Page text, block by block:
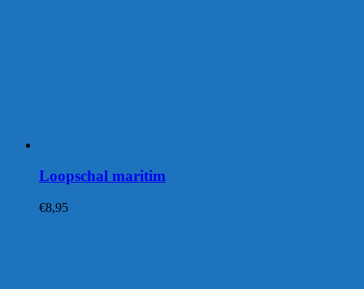
Loopschal maritim
€8,95